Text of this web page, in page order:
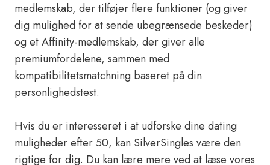
medlemskab, der tilføjer flere funktioner (og giver
dig mulighed for at sende ubegrænsede beskeder)
og et Affinity-medlemskab, der giver alle
premiumfordelene, sammen med
kompatibilitetsmatchning baseret på din
personlighedstest.
Hvis du er interesseret i at udforske dine dating
muligheder efter 50, kan SilverSingles være den
rigtige for dig. Du kan lære mere ved at læse vores